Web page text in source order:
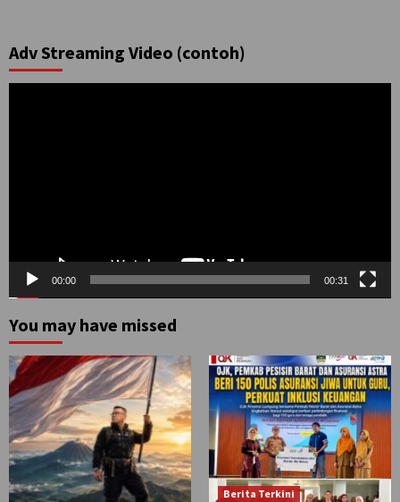
Adv Streaming Video (contoh)
00:00 00:31
You may have missed
Berita Terkini